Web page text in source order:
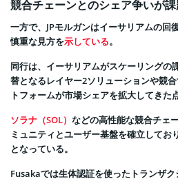
競合チェーンとのシェア争いが課
一方で、JPモルガンはイーサリアムの回
慎重な見方を示している。
同行は、イーサリアムがスケーリングの
替となるレイヤー2ソリューションや競
トフォームが市場シェアを拡大してきた
ソラナ（SOL） などの高性能な競合チェ
ミュニティとユーザー基盤を確立してお
となっている。
Fusakaでは生体認証を使ったトランザ